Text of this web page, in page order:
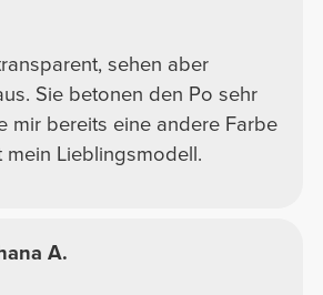
sehen aber
Sie betonen den Po sehr
mir bereits eine andere Farbe
mein Lieblingsmodell.
A.